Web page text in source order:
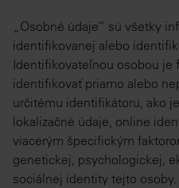
„Osobné údaje“ sú všetky
identifikovanej alebo
Identifikovateľnou osobou je
identifikovať priamo alebo
určitému identifikátoru, ako
lokalizačné údaje, online
viacerým špecifickým
genetickej, psychologickej,
sociálnej identity tejto osoby.